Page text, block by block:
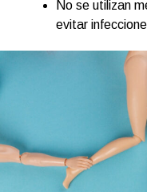
No se utilizan
evitar